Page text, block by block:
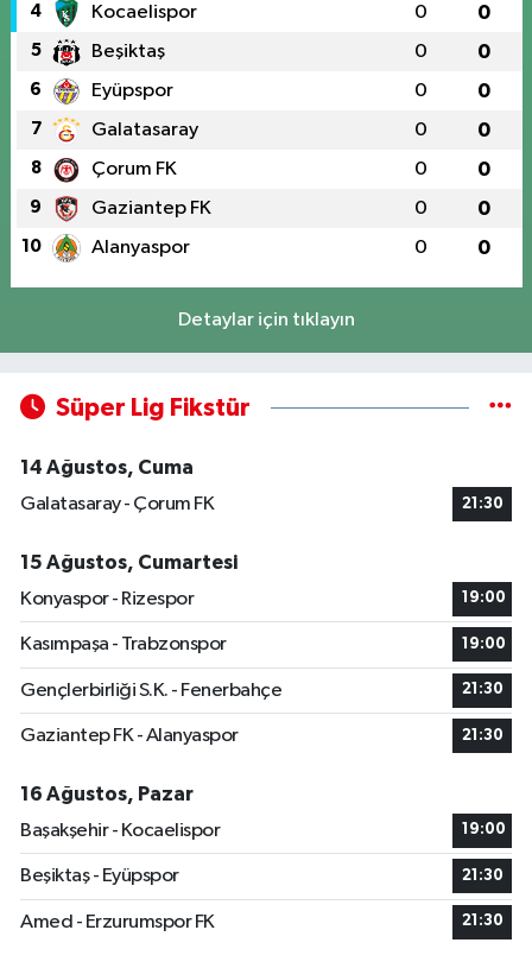
4 Kocaelispor 0 0
5 Beşiktaş 0 0
6 Eyüpspor 0 0
7 Galatasaray 0 0
8 Çorum FK 0 0
9 Gaziantep FK 0 0
10 Alanyaspor 0 0
Detaylar için tıklayın
Süper Lig Fikstür
14 Ağustos, Cuma
Galatasaray - Çorum FK
21:30
15 Ağustos, Cumartesi
Konyaspor - Rizespor
19:00
Kasımpaşa - Trabzonspor 19:00
Gençlerbirliği S.K. - Fenerbahçe 21:30
Gaziantep FK - Alanyaspor 21:30
16 Ağustos, Pazar
Başakşehir - Kocaelispor
19:00
Beşiktaş - Eyüpspor 21:30
Amed - Erzurumspor FK 21:30